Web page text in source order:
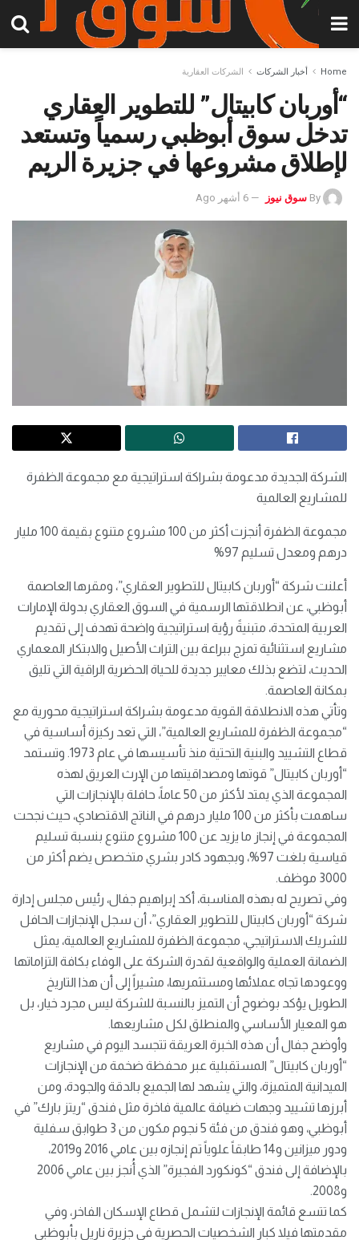
Home أخبار الشركات الشركات العقارية
“أوربان كابيتال” للتطوير العقاري
تدخل سوق أبوظبي رسمياً وتستعد
لإطلاق مشروعها في جزيرة الريم
By سوق نيوز 6 أشهر Ago
الشركة الجديدة مدعومة بشراكة استراتيجية مع مجموعة الظفرة
للمشاريع العالمية
مجموعة الظفرة أنجزت أكثر من 100 مشروع متنوع بقيمة 100 مليار
درهم ومعدل تسليم 97%
أعلنت شركة “أوربان كابيتال للتطوير العقاري”، ومقرها العاصمة
أبوظبي، عن انطلاقتها الرسمية في السوق العقاري بدولة الإمارات
العربية المتحدة، متبنيةً رؤية استراتيجية واضحة تهدف إلى تقديم
مشاريع استثنائية تمزج ببراعة بين التراث الأصيل والابتكار المعماري
الحديث، لتضع بذلك معايير جديدة للحياة الحضرية الراقية التي تليق
بمكانة العاصمة.
وتأتي هذه الانطلاقة القوية مدعومة بشراكة استراتيجية محورية مع
“مجموعة الظفرة للمشاريع العالمية”، التي تعد ركيزة أساسية في
قطاع التشييد والبنية التحتية منذ تأسيسها في عام 1973. وتستمد
“أوربان كابيتال” قوتها ومصداقيتها من الإرث العريق لهذه
المجموعة الذي يمتد لأكثر من 50 عاماً، حافلة بالإنجازات التي
ساهمت بأكثر من 100 مليار درهم في الناتج الاقتصادي، حيث نجحت
المجموعة في إنجاز ما يزيد عن 100 مشروع متنوع بنسبة تسليم
قياسية بلغت 97%، وبجهود كادر بشري متخصص يضم أكثر من
3000 موظف.
وفي تصريح له بهذه المناسبة، أكد إبراهيم جفال، رئيس مجلس إدارة
شركة “أوربان كابيتال للتطوير العقاري”، أن سجل الإنجازات الحافل
للشريك الاستراتيجي، مجموعة الظفرة للمشاريع العالمية، يمثل
الضمانة العملية والواقعية لقدرة الشركة على الوفاء بكافة التزاماتها
ووعودها تجاه عملائها ومستثمريها، مشيراً إلى أن هذا التاريخ
الطويل يؤكد بوضوح أن التميز بالنسبة للشركة ليس مجرد خيار، بل
هو المعيار الأساسي والمنطلق لكل مشاريعها.
وأوضح جفال أن هذه الخبرة العريقة تتجسد اليوم في مشاريع
“أوربان كابيتال” المستقبلية عبر محفظة ضخمة من الإنجازات
الميدانية المتميزة، والتي يشهد لها الجميع بالدقة والجودة، ومن
أبرزها تشييد وجهات ضيافة عالمية فاخرة مثل فندق “ريتز بارك” في
أبوظبي، وهو فندق من فئة 5 نجوم مكون من 3 طوابق سفلية
ودور ميزانين و14 طابقاً علوياً تم إنجازه بين عامي 2016 و2019،
بالإضافة إلى فندق “كونكورد الفجيرة” الذي أُنجز بين عامي 2006
و2008.
كما تتسع قائمة الإنجازات لتشمل قطاع الإسكان الفاخر، وفي
مقدمتها فيلا كبار الشخصيات الحصرية في جزيرة ناريل بأبوظبي